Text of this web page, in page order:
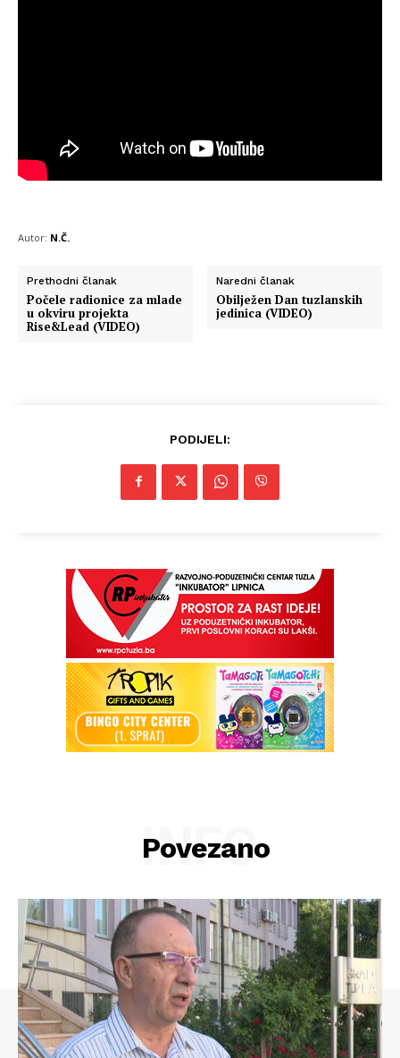
Autor: N.Č.
Prethodni članak
Počele radionice za mlade
u okviru projekta
Rise&Lead (VIDEO)
Naredni članak
Obilježen Dan tuzlanskih
jedinica (VIDEO)
PODIJELI:
Povezano
INFO